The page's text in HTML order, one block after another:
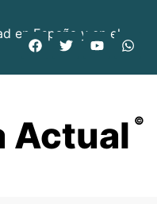
en España y en el
Actual ©